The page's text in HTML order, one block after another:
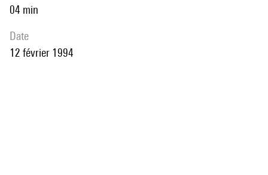
04 min
date
12 février 1994